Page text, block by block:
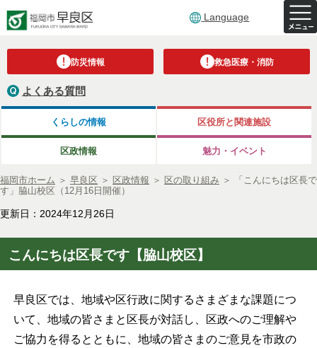
Language
防災情報 救急医療・消防
よくある質問
くらしの情報 区役所と関連施設
区政情報 魅力・イベント
福岡市ホーム ＞ 早良区 ＞ 区政情報 ＞ 区の取り組み ＞
「こんにちは区長で
す」脇山校区（12月16日開催）
更新日：2024年12月26日
こんにちは区長です【脇山校区】
早良区では、地域や区行政に関するさまざまな課題につ
いて、地域の皆さまと区長が対話し、区政へのご理解や
ご協力を得るとともに、地域の皆さまのご意見を市政の